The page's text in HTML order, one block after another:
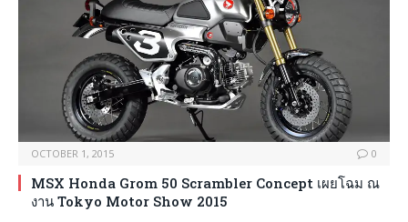
OCTOBER 1, 2015 0
MSX Honda Grom 50 Scrambler Concept เผยโฉม ณ
งาน Tokyo Motor Show 2015